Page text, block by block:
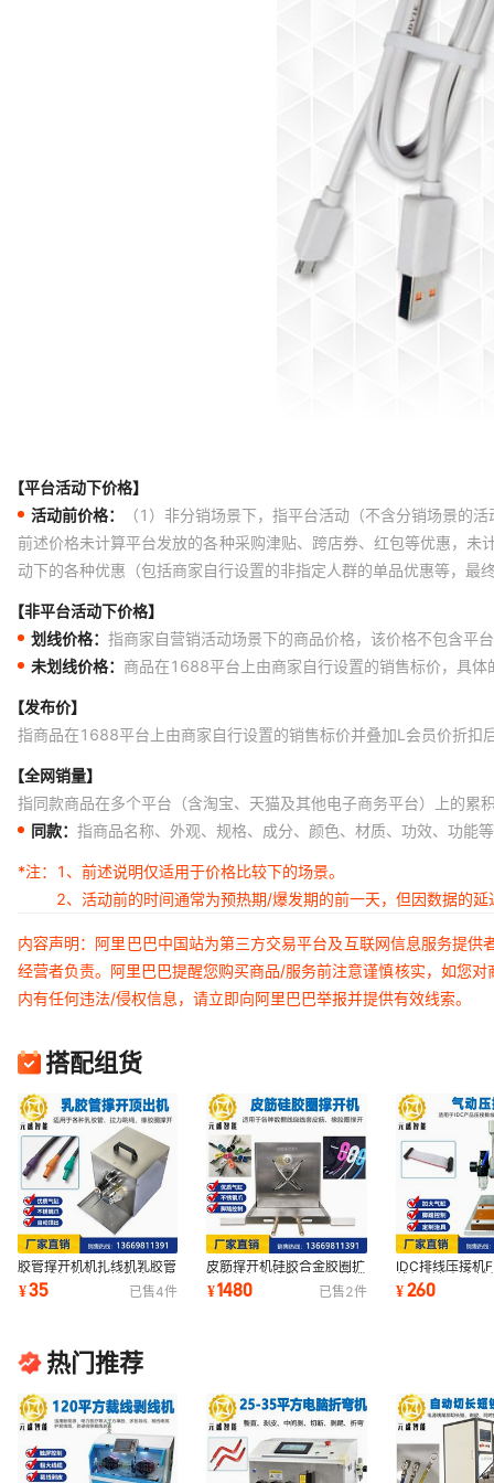
【平台活动下价格】
活动前价格：
（1）非分销场景下，指平台活动（不含分销场景的
前述价格未计算平台发放的各种采购津贴、跨店券、红包等优惠，
动下的各种优惠（包括商家自行设置的非指定人群的单品优惠等，
【非平台活动下价格】
划线价格： 指商家自营销活动场景下的商品价格，该价格不包含平
未划线价格： 商品在1688平台上由商家自行设置的销售标价，具
【发布价】
指商品在1688平台上由商家自行设置的销售标价并叠加L会员价折扣
【全网销量】
指同款商品在多个平台（含淘宝、天猫及其他电子商务平台）上的累
同款： 指商品名称、外观、规格、成分、颜色、材质、功效、功能
*注：
1、前述说明仅适用于价格比较下的场景。
2、活动前的时间通常为预热期/爆发期的前一天，但因数据的
内容声明：阿里巴巴中国站为第三方交易平台及互联网信息服务提
经营者负责。阿里巴巴提醒您购买商品/服务前注意谨慎核实，如您
内有任何违法/侵权信息，请立即向阿里巴巴举报并提供有效线索。
搭配组货
胶管撑开机机扎线机乳胶管
自动跳绳拉力管扩张穿珠推
出顶出机
¥35 已售4件
皮筋撑开机硅胶合金胶圈扩
张扎线机水管张开PVC管撑
爪扩口机
¥1480 已售2件
IDC排线压接机
线机彩色灰白
¥260
热门推荐